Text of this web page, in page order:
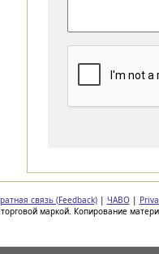
связь (Feedback) | ЧАВО |
маркой. Копирование